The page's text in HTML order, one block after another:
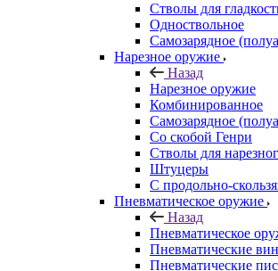
Стволы для
Одноствольное
Самозарядное
Нарезное оружие
Назад
Нарезное оружие
Комбинированное
Самозарядное
Со скобой Генри
Стволы для
Штуцеры
С продольно-
Пневматическое оружие
Назад
Пневматическое
Пневматические
Пневматические